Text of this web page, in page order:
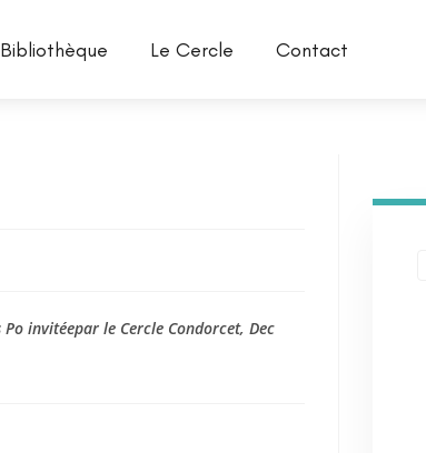
Bibliothèque Le Cercle Contact
Po invitéepar le Cercle Condorcet, Dec